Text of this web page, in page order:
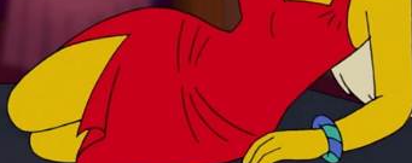
enamorado de la
actividades extra además de ir al colegio y la